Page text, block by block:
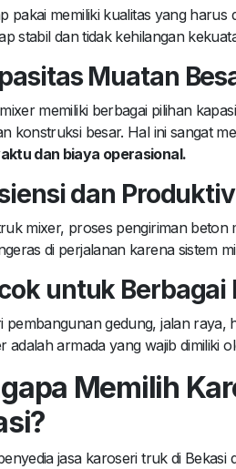
pakai memiliki kualitas yang
stabil dan tidak kehilangan
Muatan
memiliki berbagai pilihan
konstruksi besar. Hal ini sangat
dan biaya operasional.
dan
mixer, proses pengiriman beton
di perjalanan karena sistem
untuk
pembangunan gedung, jalan
adalah armada yang wajib dimiliki
Memilih
jasa karoseri truk di